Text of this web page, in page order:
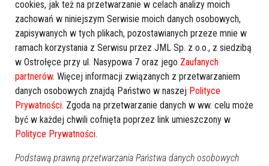
Kandydatów do Senatu będzie
więcej. Do gry wchodzi były
europoseł
Trzecia Droga w okręgu
siedlecko-ostrołęckim:
cookies, jak też na przetwarzanie w celach analizy moich
zachowań w niniejszym Serwisie moich danych osobowych,
zapisywanych w tych plikach, pozostawianych przeze mnie w
ramach korzystania z Serwisu przez JML Sp. z o.o., z siedzibą
w Ostrołęce przy ul. Nasypowa 7 oraz jego Zaufanych
partnerów. Więcej informacji związanych z przetwarzaniem
danych osobowych znajdą Państwo w naszej Polityce
Prywatności. Zgoda na przetwarzanie danych w ww. celu może
być w każdej chwili cofnięta poprzez link umieszczony w
Polityce Prywatności.
Podstawą prawną przetwarzania Państwa danych osobowych